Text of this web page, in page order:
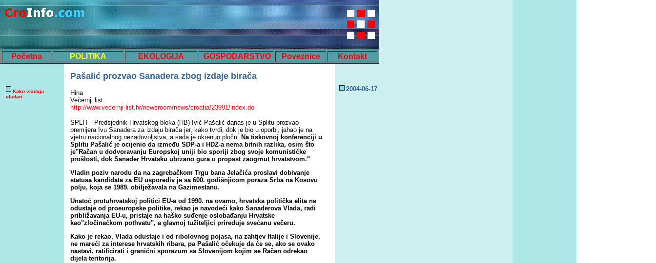
Početna POLITIKA EKOLOGIJA GOSPODARSTVO Poveznice Kontakt
Kako vladaju
vladari
Pašalić prozvao Sanadera zbog izdaje birača
Hina
Večernji list
http://www.vecernji-list.hr/newsroom/news/croatia/23991/index.do
SPLIT - Predsjednik Hrvatskog bloka (HB) Ivić Pašalić danas je u Splitu prozvao
premijera Ivu Sanadera za izdaju birača jer, kako tvrdi, dok je bio u oporbi, jahao je na
vjetru nacionalnog nezadovoljstva, a sada je okrenuo ploču. Na tiskovnoj konferenciji u
Splitu Pašalić je ocijenio da između SDP-a i HDZ-a nema bitnih razlika, osim što
je"Račan u dodvoravanju Europskoj uniji bio sporiji zbog svoje komunističke
prošlosti, dok Sanader Hrvatsku ubrzano gura u propast zaogrnut hrvatstvom."
Vladin poziv narodu da na zagrebačkom Trgu bana Jelačića proslavi dobivanje
statusa kandidata za EU usporediv je sa 600. godišnjicom poraza Srba na Kosovu
polju, koja se 1989. obilježavala na Gazimestanu.
Unatoč protuhrvatskoj politici EU-a od 1990. na ovamo, hrvatska politička elita ne
odustaje od proeuropske politike, rekao je navodeći kako Sanaderova Vlada, radi
približavanja EU-u, pristaje na haško suđenje oslobađanju Hrvatske
kao"zločinačkom pothvatu", a glavnoj tužiteljici priređuje svečanu večeru.
Kako je rekao, Vlada odustaje i od ribolovnog pojasa, na zahtjev Italije i Slovenije,
ne mareći za interese hrvatskih ribara, pa Pašalić očekuje da će se, ako se ovako
nastavi, ratificirati i granični sporazum sa Slovenijom kojim se Račan odrekao
dijela teritorija.
2004-06-17